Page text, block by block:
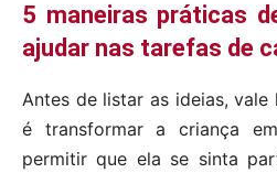
5 maneiras práticas
ajudar nas tarefas de
Antes de listar as ideias,
é transformar a criança
permitir que ela se sinta